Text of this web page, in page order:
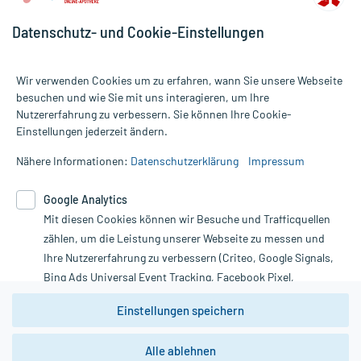
Alle Preise gelten inkl. MwSt., ggf. zzgl. Versandkosten
Informationen auf dieser Website werden ausschließlich für
die Untersuchung und Behandlung durch einen Arzt. Bitte
Therapien eingeleitet werden können. | Diese Webseite benutzt
Google Analytics. Lesen Sie bitte dazu die wichtigen Hinweise in
unserer Datenschutzerklärung. Für den Widerruf einer Bestellung
nutzen Sie das Formular:
Vertrag widerrufen
*Hinweise zu unseren Aktionen und Bewertungen
Datenschutz- und Cookie-Einstellungen
Wir verwenden Cookies um zu erfahren, wann Sie unsere Webseite
besuchen und wie Sie mit uns interagieren, um Ihre
Nutzererfahrung zu verbessern. Sie können Ihre Cookie-
Einstellungen jederzeit ändern.
Nähere Informationen: Datenschutzerklärung Impressum
Google Analytics
Mit diesen Cookies können wir Besuche und Trafficquellen
zählen, um die Leistung unserer Webseite zu messen und
Ihre Nutzererfahrung zu verbessern (Criteo, Google Signals,
Bing Ads Universal Event Tracking, Facebook Pixel,
Youtube-Social Plugin).
Wir weisen darauf hin, dass die
zwingend den Europäischen Anforderungen gem. EU-
Einstellungen speichern
Alle ablehnen